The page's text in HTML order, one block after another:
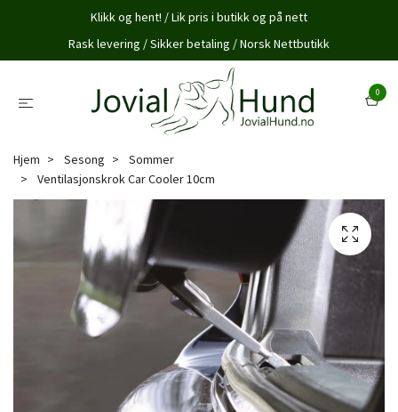
Klikk og hent! / Lik pris i butikk og på nett
Rask levering / Sikker betaling / Norsk Nettbutikk
0
Hjem Sesong
Sommer
Ventilasjonskrok Car Cooler 10cm